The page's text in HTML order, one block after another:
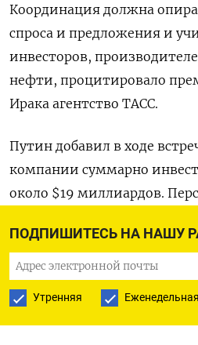
ПОДПИШИТЕСЬ НА НАШУ
Утренняя Еженедельная
Координация должна
спроса и предложения и
инвесторов,
нефти, процитировало
Ирака агентство ТАСС.
Путин добавил в ходе
компании суммарно
около $19 миллиардов.
он. (Олеся Астахова.